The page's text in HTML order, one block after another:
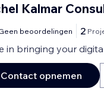
Kalmar
beoordelingen 2
in bringing your
Contact opnemen